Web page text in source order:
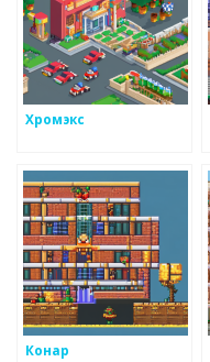
Хромэкс
Конар